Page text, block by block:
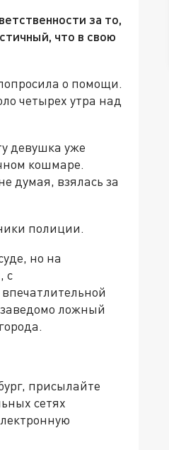
за то,
что в свою
о помощи.
четырех утра над
девушка уже
кошмаре.
думая, взялась за
полиции.
но на
с
ложный
присылайте
сетях